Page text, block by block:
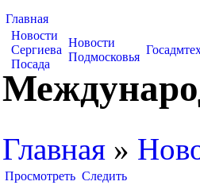
Главная
Новости
Сергиева
Посада
Новости
Подмосковья
Главная »
Просмотреть Следить